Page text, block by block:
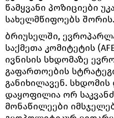
წამყვანი პოზიციები
სახელმწიფოებს შორის.
ბრიუსელში,
საქმეთა კომიტეტის
ივნისის სხდომაზე
გაფართოების
განიხილავენ.
დაყოფილია ორ
მონაწილეები